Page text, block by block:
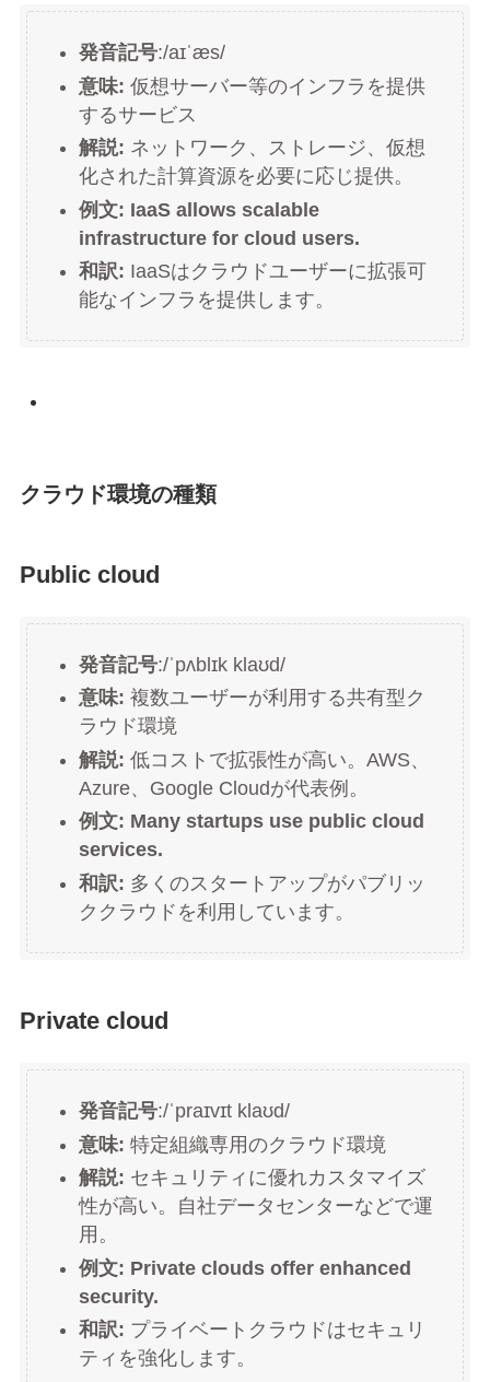
発音記号:/aɪˈæs/
意味: 仮想サーバー等のインフラを提供
するサービス
解説: ネットワーク、ストレージ、仮想
化された計算資源を必要に応じ提供。
例文: IaaS allows scalable
infrastructure for cloud users.
和訳: IaaSはクラウドユーザーに拡張可
能なインフラを提供します。
クラウド環境の種類
Public cloud
発音記号:/ˈpʌblɪk klaʊd/
意味: 複数ユーザーが利用する共有型ク
ラウド環境
解説: 低コストで拡張性が高い。AWS、
Azure、Google Cloudが代表例。
例文: Many startups use public cloud
services.
和訳: 多くのスタートアップがパブリッ
ククラウドを利用しています。
Private cloud
発音記号:/ˈpraɪvɪt klaʊd/
意味: 特定組織専用のクラウド環境
解説: セキュリティに優れカスタマイズ
性が高い。自社データセンターなどで運
用。
例文: Private clouds offer enhanced
security.
和訳: プライベートクラウドはセキュリ
ティを強化します。